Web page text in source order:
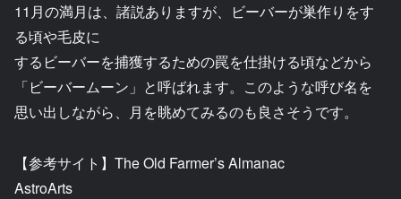
11月の満月は、諸説ありますが、ビーバーが巣作りをす
る頃や毛皮に
するビーバーを捕獲するための罠を仕掛ける頃などから
「ビーバームーン」と呼ばれます。このような呼び名を
思い出しながら、月を眺めてみるのも良さそうです。
【参考サイト】The Old Farmer’s Almanac
AstroArts